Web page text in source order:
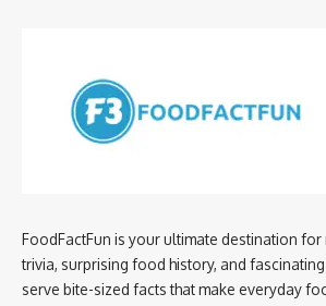
FoodFactFun is your ultimate destination
trivia, surprising food history, and
serve bite-sized facts that make everyday